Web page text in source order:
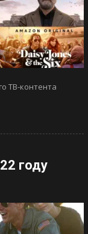
ТВ-контента
году